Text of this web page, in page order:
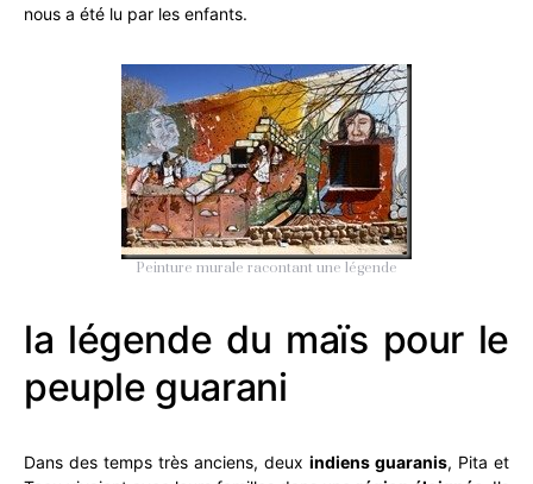
nous a été lu par les enfants.
Peinture murale racontant une légende
la légende du maïs pour le
peuple guarani
Dans des temps très anciens, deux indiens guaranis, Pita et